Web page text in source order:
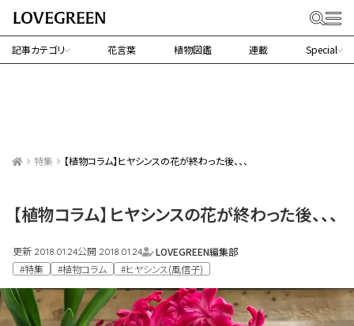
記事カテゴリ 花言葉 植物図鑑 連載 Special
特集 【植物コラム】ヒヤシンスの花が終わった後、、、
【植物コラム】ヒヤシンスの花が終わった後、、、
更新 2018.01.24公開 2018.01.24
LOVEGREEN編集部
#特集
#植物コラム #ヒヤシンス(風信子)